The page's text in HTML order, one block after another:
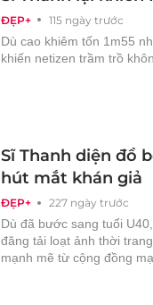
ĐẸP+ 115 ngày trước
Dù cao khiêm tốn 1m55
khiến netizen trầm trồ
ĐẸP+ 227 ngày trước
Sĩ Thanh diện đồ
hút mắt khán giả
Dù đã bước sang tuổi
đăng tải loạt ảnh thời
mạnh mẽ từ cộng đồng